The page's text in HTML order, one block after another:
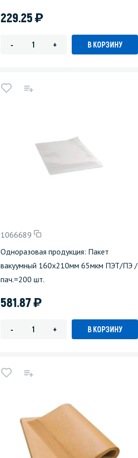
229.25)
- + В КОРЗИНУ
1066689
Одноразовая продукция: Пакет
вакуумный 160х210мм 65мкм ПЭТ/ПЭ /
пач.=200 шт.
581.87)
- + В КОРЗИНУ